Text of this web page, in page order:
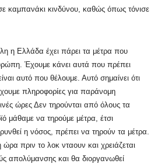
καμπανάκι κινδύνου, καθώς όπως τόνισε
η Ελλάδα έχει πάρει τα μέτρα που
Έχουμε κάνει αυτά που πρέπει
αυτό που θέλουμε. Αυτό σημαίνει ότι
πληροφορίες για παράνομη
ώρες Δεν τηρούνται από όλους τα
μάθαμε να τηρούμε μέτρα, έτσι
η νόσος, πρέπει να τηρούν τα μέτρα.
πριν το λοκ νταουν και χρειάζεται
απολύμανσης και θα διοργανωθεί